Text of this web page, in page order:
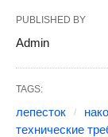
PUBLISHED BY
Admin
TAGS:
лепесток
технические